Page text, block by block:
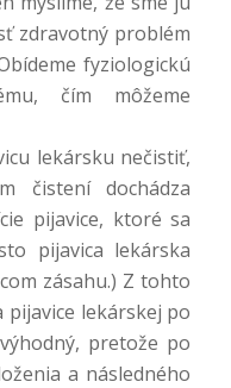
zdravotný problém
fyziologickú
čím môžeme
lekársku nečistiť,
čistení dochádza
pijavice, ktoré sa
pijavica lekárska
zásahu.) Z tohto
pijavice lekárskej po
pretože po
a následného